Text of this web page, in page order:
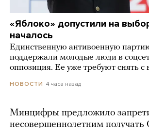
«Яблоко» допустили на
началось
Единственную антивоенную
поддержали молодые люди в
оппозиция. Ее уже требуют снять с
НОВОСТИ 4 часа назад
Минцифры предложило
несовершеннолетним